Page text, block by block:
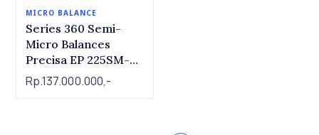
MICRO BALANCE
Series 360 Semi-
Micro Balances
Precisa EP 225SM-
DR
Rp.137.000.000,-